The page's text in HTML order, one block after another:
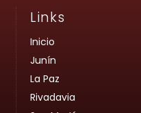
Links
Inicio
Junín
La Paz
Rivadavia